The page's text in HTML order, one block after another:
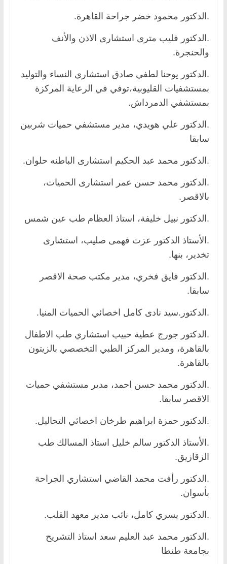
.الدكتور محمود خضر جراحة القاهرة.
.الدكتور فليب مترى استشارى الاذن والأنف
والحنجرة.
.الدكتور يوحنا لطفي صادق استشاري النساء والتوليد
بمستشفيات القليوبية،توفي في الرعاية المركزة
بمستشفي الدمرداش.
.الدكتور علي هويدي، مدير مستشفي حميات شربين
سابقا
.الدكتور محمد عبد الحكيم استشارى الباطنه حلوان.
.الدكتور محمد حسن عمر استشارى الحميات،
بالاقصر.
.الدكتور نبيل خليفة، استاذ العظام طب عين شمس
.الأستاذ الدكتور عزت فهمى صليب، استشارى
تخدير، بنها.
.الدكتور فايق فخري، مدير مكتب صحة الاقصر
سابقا.
.الدكتور.سيد نادى كامل اخصائي الحميات المنيا.
.الدكتور جورج عطية حبيب استشاري طب الاطفال
بالقاهرة، ومدير المركز الطبي التخصصي بالزيتون
بالقاهرة.
.الدكتور محمد حسن احمد، مدير مستشفي حميات
الاقصر سابقا.
.الدكتور حمزة ابراهيم طرخان اخصائي التحاليل.
.الأستاذ الدكتور سالم خليل استاذ المسالك طب
الزقازيق.
.الدكتور رأفت محمد القاضي استشاري الجراحة
بأسوان.
.الدكتور يسري كامل، نائب مدير معهد القلب.
.الدكتور محمد عبد العليم سعد استاذ التشريح
بجامعة طنطا